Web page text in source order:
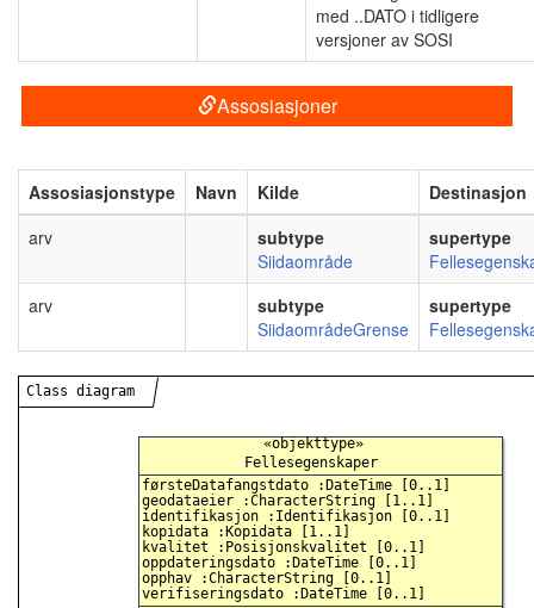
med ..DATO i tidligere
versjoner av SOSI
Assosiasjoner
Assosiasjonstype Navn Kilde
Destinasjon
arv
subtype
Siidaområde
supertype
arv
subtype
SiidaområdeGrense
supertype